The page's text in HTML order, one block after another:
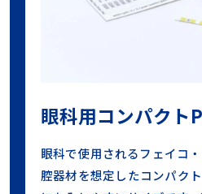
眼科用コンパクト
眼科で使用されるフェイコ
腔器材を想定したコンパク